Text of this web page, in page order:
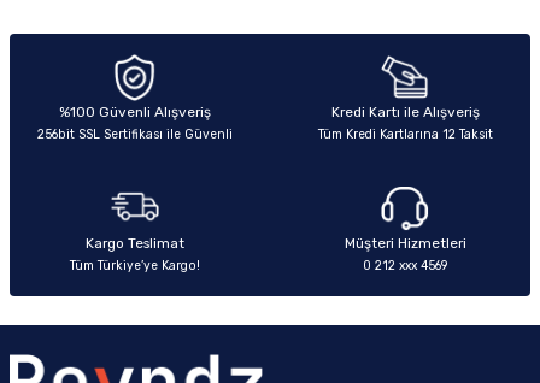
%100 Güvenli Alışveriş
256bit SSL Sertifikası ile Güvenli
Kredi Kartı ile Alışveriş
Tüm Kredi Kartlarına 12 Taksit
Kargo Teslimat
Tüm Türkiye’ye Kargo!
Müşteri Hizmetleri
0 212 xxx 4569